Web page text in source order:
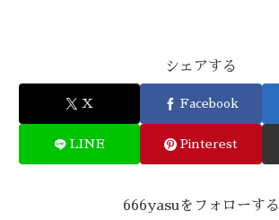
シェアする
X Facebook
LINE Pinterest
666yasuをフォローする